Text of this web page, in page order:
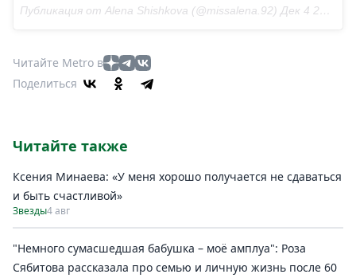
Публикация от Alena Shishkova (@missalena.92) Дек 4 2017 в 12:38 PST
Читайте Metro в
Поделиться
Читайте также
Ксения Минаева: «У меня хорошо получается не сдаваться
и быть счастливой»
Звезды4 авг
"Немного сумасшедшая бабушка – моё амплуа": Роза
Сябитова рассказала про семью и личную жизнь после 60